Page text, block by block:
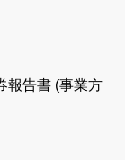
報告書 (事業方